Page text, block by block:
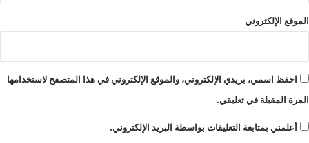
الموقع الإلكتروني
احفظ اسمي، بريدي الإلكتروني، والموقع الإلكتروني في هذا المتصفح لاستخدامها
المرة المقبلة في تعليقي.
أعلمني بمتابعة التعليقات بواسطة البريد الإلكتروني.